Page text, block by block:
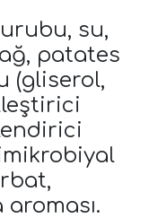
su,
patates
(gliserol,